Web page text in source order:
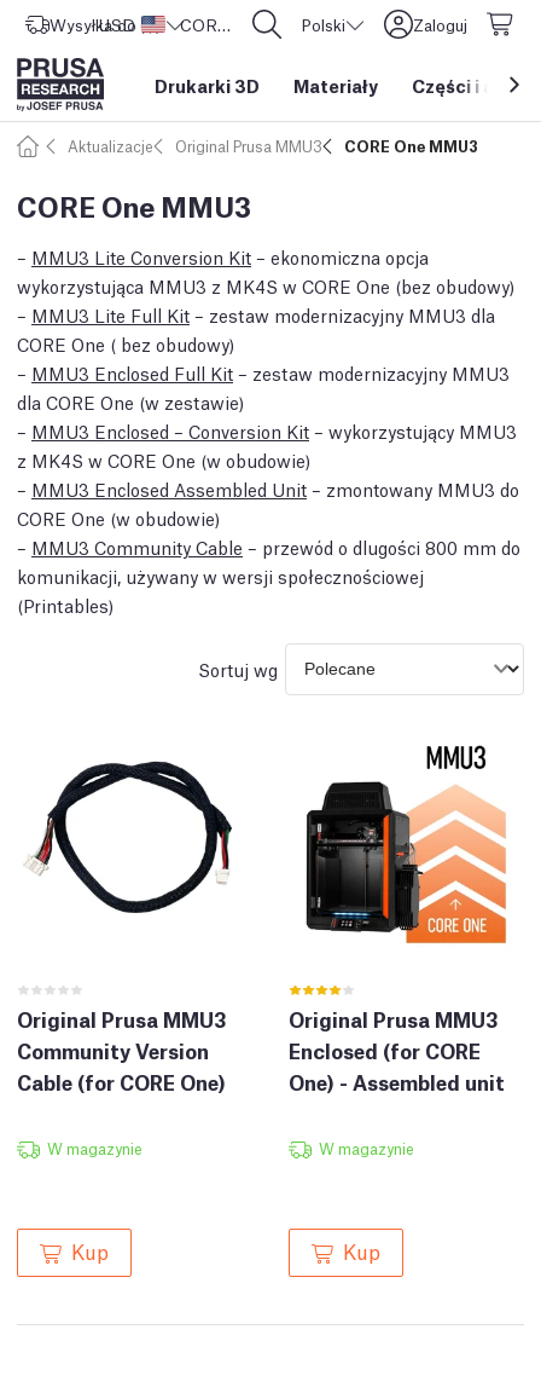
Wysyłka do Stany Zjednoczone
USD ($) CORE One L: Już w sprzedaży! Polski Zaloguj
Drukarki 3D Materiały Części i
Aktualizacje Original Prusa MMU3 CORE One MMU3
CORE One MMU3
– MMU3 Lite Conversion Kit – ekonomiczna opcja
wykorzystująca MMU3 z MK4S w CORE One (bez obudowy)
– MMU3 Lite Full Kit – zestaw modernizacyjny MMU3 dla
CORE One ( bez obudowy)
– MMU3 Enclosed Full Kit – zestaw modernizacyjny MMU3
dla CORE One (w zestawie)
– MMU3 Enclosed – Conversion Kit – wykorzystujący MMU3
z MK4S w CORE One (w obudowie)
– MMU3 Enclosed Assembled Unit – zmontowany MMU3 do
CORE One (w obudowie)
– MMU3 Community Cable – przewód o dlugości 800 mm do
komunikacji, używany w wersji społecznościowej
(Printables)
Sortuj wg
Original Prusa MMU3
Community Version
Cable (for CORE One)
W magazynie
Kup
Original Prusa MMU3
Enclosed (for CORE
One) - Assembled unit
W magazynie
Kup